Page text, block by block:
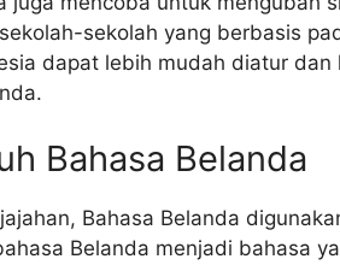
sekolah yang berbasis
dapat lebih mudah diatur
Bahasa Belanda
Bahasa Belanda
Belanda menjadi bahasa